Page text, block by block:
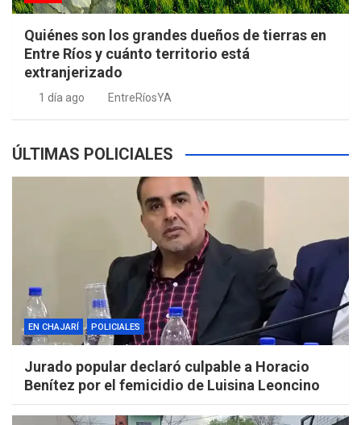
Quiénes son los grandes dueños de tierras en
Entre Ríos y cuánto territorio está
extranjerizado
1 día ago EntreRíosYA
ÚLTIMAS POLICIALES
EN CHAJARÍ POLICIALES
Jurado popular declaró culpable a Horacio
Benítez por el femicidio de Luisina Leoncino